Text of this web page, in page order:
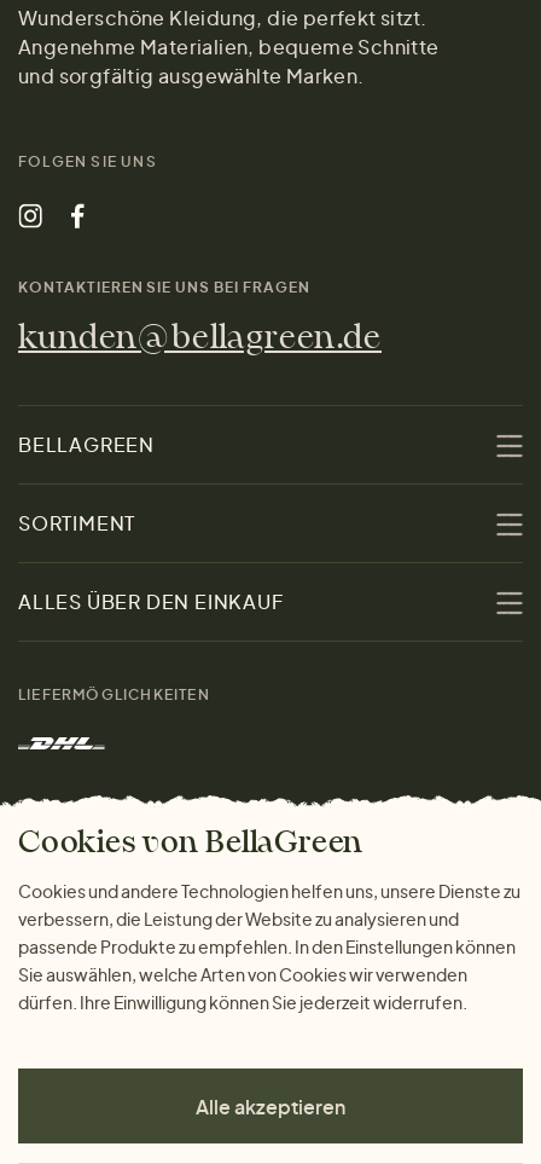
Wunderschöne Kleidung, die perfekt sitzt.
Angenehme Materialien, bequeme Schnitte
und sorgfältig ausgewählte Marken.
FOLGEN SIE UNS
KONTAKTIEREN SIE UNS BEI FRAGEN
kunden@bellagreen.de
BELLAGREEN
Nachhaltigkeit
Kontakt
Marken
Das freundliche Magazin
SORTIMENT
Damen
Herren
Geschenke
ALLES ÜBER DEN EINKAUF
Warum bei uns einkaufen
LIEFERMÖGLICHKEITEN
ZAHLUNGSMÖGLICHKEITEN
Cookies von BellaGreen
Cookies und andere Technologien helfen uns, unsere Dienste zu
verbessern, die Leistung der Website zu analysieren und
passende Produkte zu empfehlen. In den Einstellungen können
Sie auswählen, welche Arten von Cookies wir verwenden
dürfen. Ihre Einwilligung können Sie jederzeit widerrufen.
Alle akzeptieren